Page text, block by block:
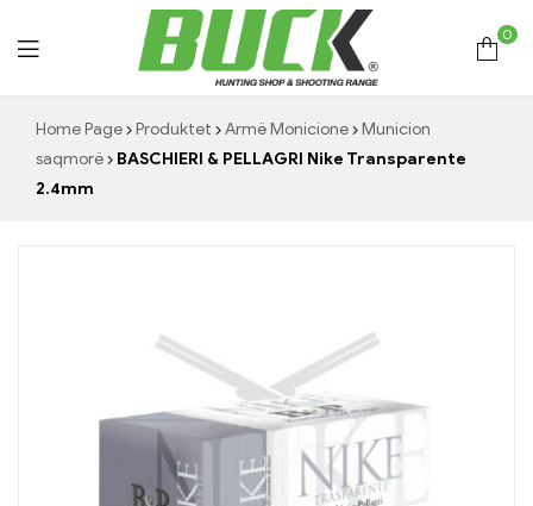
Hunting
Shop
0
Home Page Produktet Armë Monicione
Municion
saqmorë
BASCHIERI & PELLAGRI Nike Transparente
2.4mm